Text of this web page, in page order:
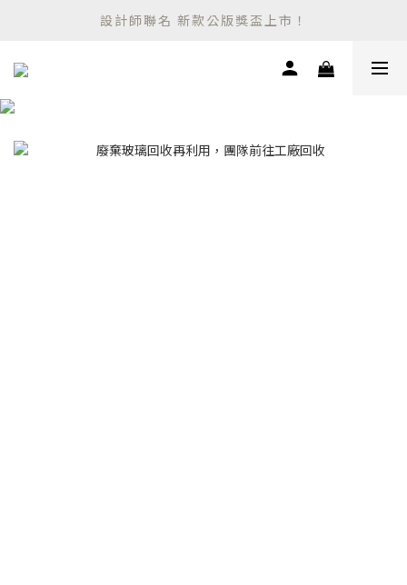
設計師聯名 新款公版獎盃上市！
設計師聯名 新款公版獎盃上市！
｜獎牌新型態 層疊公版獎牌｜